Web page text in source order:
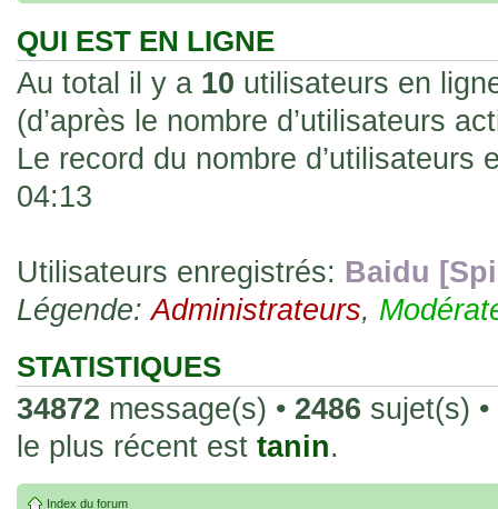
les rend faciles à manipuler et à
sur l'authenticité ou la qualité de votre
avec d'autres cartes de la même série
collectionneurs. Mais en règle
fait normal pour ce type de carte.
26 Déc 2023, 13:46
acheter une réédition de cette Hondan ?
02 Juin 2023, 14:17
par
Bonjour j'ai commandé
20 , je trouve la carte vraiment très
collection les carte sont censées être
24 Oct 2022, 13:37
par
de Lucy de Cyberpunk : Edgerunners.
QUI EST EN LIGNE
Au total il y a 10 utilisateurs en
(d’après le nombre d’utilisateurs
Le record du nombre d’utilisateurs
04:13
Utilisateurs enregistrés: Baidu
Légende:Administrateurs,
STATISTIQUES
34872 message(s) • 2486 sujet(s) •
le plus récent est tanin.
Index du forum